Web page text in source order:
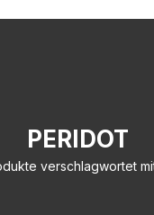
PERIDOT
verschlagwortet